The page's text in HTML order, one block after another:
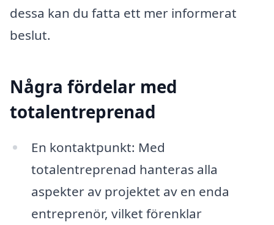
dessa kan du fatta ett mer informerat
beslut.
Några fördelar med
totalentreprenad
En kontaktpunkt: Med
totalentreprenad hanteras alla
aspekter av projektet av en enda
entreprenör, vilket förenklar